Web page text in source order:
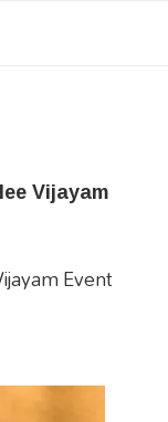
Vijayam
Event